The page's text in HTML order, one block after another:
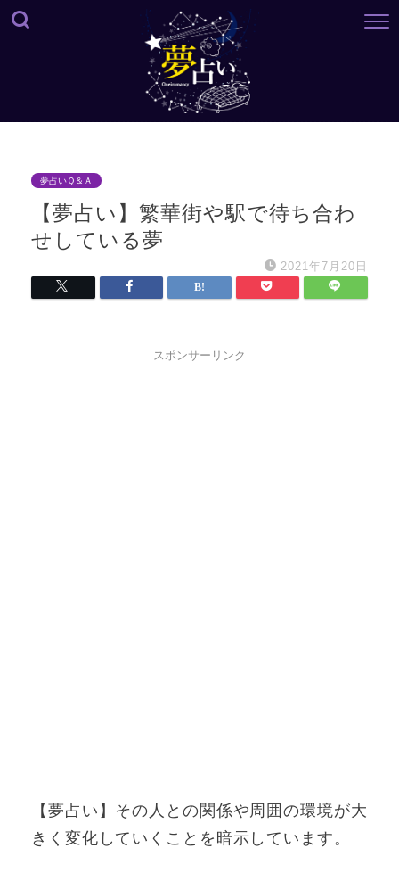
夢占いＱ＆Ａ
【夢占い】繁華街や駅で待ち合わ
せしている夢
2021年7月20日
スポンサーリンク
【夢占い】その人との関係や周囲の環境が大
きく変化していくことを暗示しています。